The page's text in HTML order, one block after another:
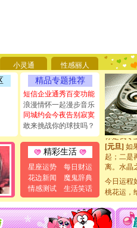
小灵通 性感丽人
精品专题推荐
短信企业通秀百变功能
浪漫情怀一起漫步音乐
同城约会今夜告别寂寞
敢来挑战你的球技吗？
精彩生活
星座运势
每日财运
花边新闻
魔鬼辞典
情感测试
生活笑话
[圣诞节]
能正大光
天都要快
[圣诞节]
如意,快
[元旦]看
断电。爱
你是我专
[元旦]如
起；二是
离。水晶
[元旦]当
泣，这痛
卖了。水
[春节]风
颜！冬去
道一声
今日运程
桃花运，